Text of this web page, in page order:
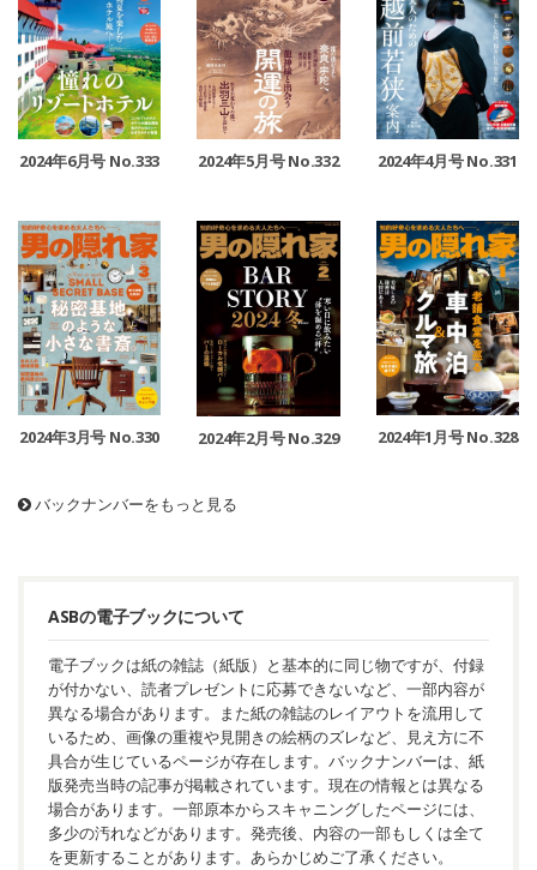
2024年6月号 No.333 2024年5月号 No.332 2024年4月号 No.331
2024年3月号 No.330 2024年2月号 No.329 2024年1月号 No.328
バックナンバーをもっと見る
ASBの電子ブックについて
電子ブックは紙の雑誌（紙版）と基本的に同じ物ですが、付録
が付かない、読者プレゼントに応募できないなど、一部内容が
異なる場合があります。また紙の雑誌のレイアウトを流用して
いるため、画像の重複や見開きの絵柄のズレなど、見え方に不
具合が生じているページが存在します。バックナンバーは、紙
版発売当時の記事が掲載されています。現在の情報とは異なる
場合があります。一部原本からスキャニングしたページには、
多少の汚れなどがあります。発売後、内容の一部もしくは全て
を更新することがあります。あらかじめご了承ください。